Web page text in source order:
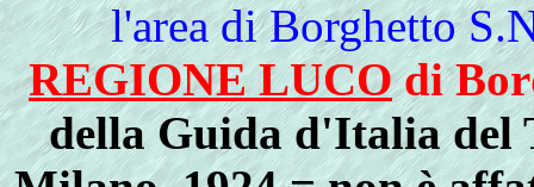
l'area di Borghetto
REGIONE LUCOdi
della Guida d'Italia del